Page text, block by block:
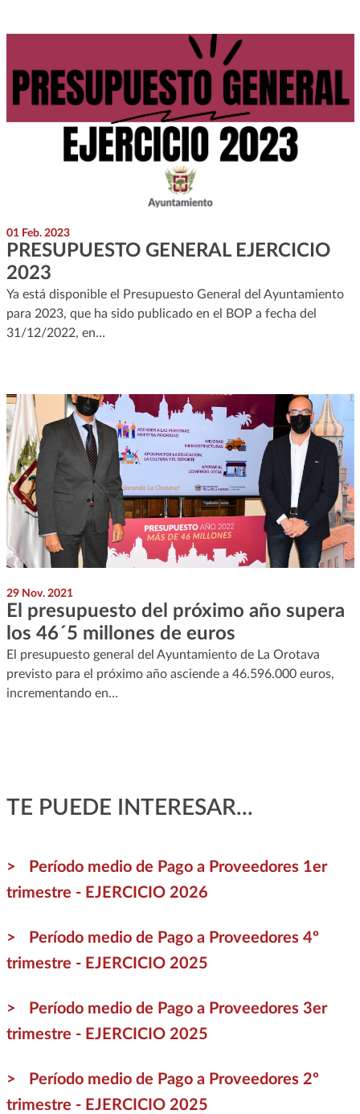
01 Feb. 2023
PRESUPUESTO GENERAL EJERCICIO
2023
Ya está disponible el Presupuesto General del Ayuntamiento
para 2023, que ha sido publicado en el BOP a fecha del
31/12/2022, en…
29 Nov. 2021
El presupuesto del próximo año supera
los 46´5 millones de euros
El presupuesto general del Ayuntamiento de La Orotava
previsto para el próximo año asciende a 46.596.000 euros,
incrementando en…
TE PUEDE INTERESAR...
Período medio de Pago a Proveedores 1er
trimestre - EJERCICIO 2026
Período medio de Pago a Proveedores 4º
trimestre - EJERCICIO 2025
Período medio de Pago a Proveedores 3er
trimestre - EJERCICIO 2025
Período medio de Pago a Proveedores 2º
trimestre - EJERCICIO 2025